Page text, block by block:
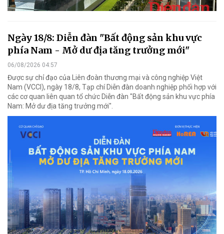
Ngày 18/8: Diễn đàn "Bất động sản khu vực
phía Nam - Mở dư địa tăng trưởng mới"
06/08/2026 04:57
Được sự chỉ đạo của Liên đoàn thương mại và công nghiệp Việt
Nam (VCCI), ngày 18/8, Tạp chí Diễn đàn doanh nghiệp phối hợp với
các cơ quan liên quan tổ chức Diễn đàn "Bất động sản khu vực phía
Nam: Mở dư địa tăng trưởng mới".